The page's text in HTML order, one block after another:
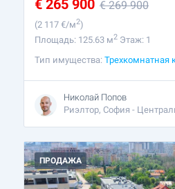
€ 265 900 €269 900
(2 117 €/м2)
Площадь: 125.63 м2 Этаж: 1
Тип имущества: Трехкомнатная
Николай Попов
Риэлтор, София -
ПРОДАЖА